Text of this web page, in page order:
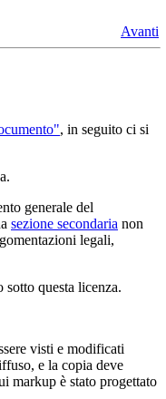
Avanti
, in seguito ci si
generale del
sezione secondaria non
legali,
sotto questa licenza.
visti e modificati
e la copia deve
markup è stato progettato